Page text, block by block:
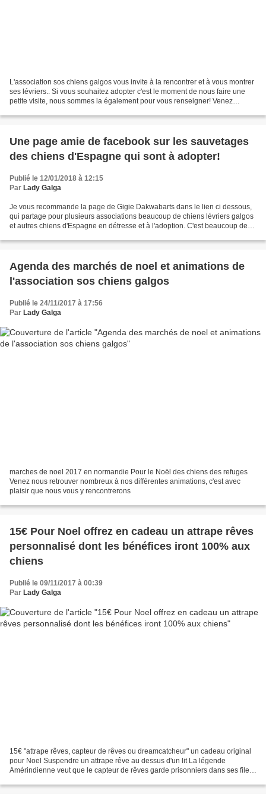
L'association sos chiens galgos vous invite à la rencontrer et à vous montrer
ses lévriers.. Si vous souhaitez adopter c'est le moment de nous faire une
petite visite, nous sommes la également pour vous renseigner! Venez
Une page amie de facebook sur les sauvetages
des chiens d'Espagne qui sont à adopter!
Publié le 12/01/2018 à 12:15
Par Lady Galga
Je vous recommande la page de Gigie Dakwabarts dans le lien ci dessous,
qui partage pour plusieurs associations beaucoup de chiens lévriers galgos
et autres chiens d'Espagne en détresse et à l'adoption. C'est beaucoup de
Agenda des marchés de noel et animations de
l'association sos chiens galgos
Publié le 24/11/2017 à 17:56
Par Lady Galga
marches de noel 2017 en normandie Pour le Noël des chiens des refuges
Venez nous retrouver nombreux à nos différentes animations, c'est avec
plaisir que nous vous y rencontrerons
15€ Pour Noel offrez en cadeau un attrape rêves
personnalisé dont les bénéfices iront 100% aux
chiens
Publié le 09/11/2017 à 00:39
Par Lady Galga
15€ "attrape rêves, capteur de rêves ou dreamcatcheur" un cadeau original
pour Noel Suspendre un attrape rêve au dessus d'un lit La légende
Amérindienne veut que le capteur de rêves garde prisonniers dans ses filets